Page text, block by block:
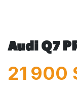
Audi Q7
21 900